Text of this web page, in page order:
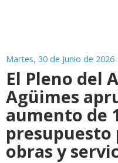
Martes, 30 de Junio de 2026
El Pleno del
Agüimes
aumento de
presupuesto
obras y